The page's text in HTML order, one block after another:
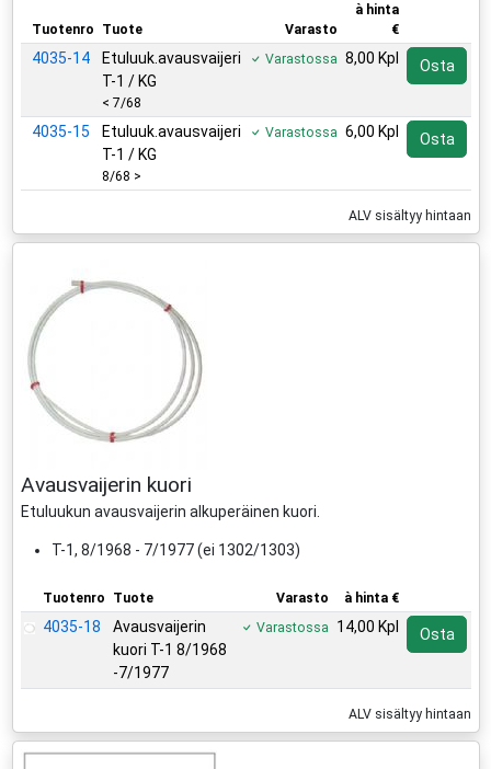
Tuotenro Tuote Varasto
à hinta
€
4035-14
Etuluuk.avausvaijeri
T-1 / KG
< 7/68
Varastossa 8,00 Kpl Osta
4035-15
Etuluuk.avausvaijeri
T-1 / KG
8/68 >
Varastossa 6,00 Kpl Osta
ALV sisältyy hintaan
Avausvaijerin kuori
Etuluukun avausvaijerin alkuperäinen kuori.
T-1, 8/1968 - 7/1977 (ei 1302/1303)
Tuotenro Tuote Varasto à hinta €
4035-18
Avausvaijerin
kuori T-1 8/1968
-7/1977
Varastossa 14,00 Kpl Osta
ALV sisältyy hintaan